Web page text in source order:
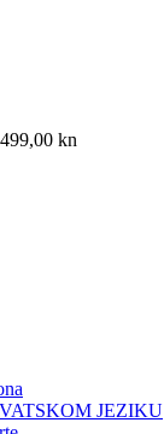
kn
JEZIKU